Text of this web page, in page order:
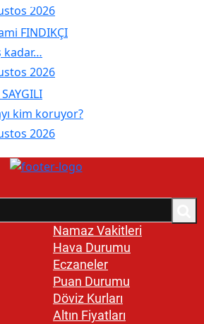
2026
FINDIKÇI
2026
kadar…
2026
kim koruyor?
Namaz Vakitleri
Hava Durumu
Eczaneler
Puan Durumu
Döviz Kurları
Altın Fiyatları